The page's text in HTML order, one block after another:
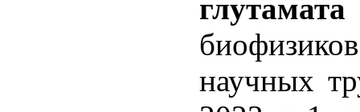
научных